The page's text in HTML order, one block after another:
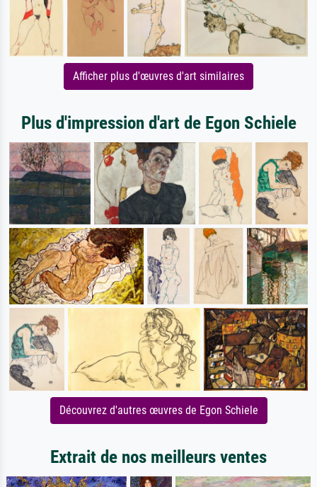
Afficher plus d'œuvres d'art similaires
Plus d'impression d'art de Egon Schiele
Découvrez d'autres œuvres de Egon Schiele
Extrait de nos meilleurs ventes